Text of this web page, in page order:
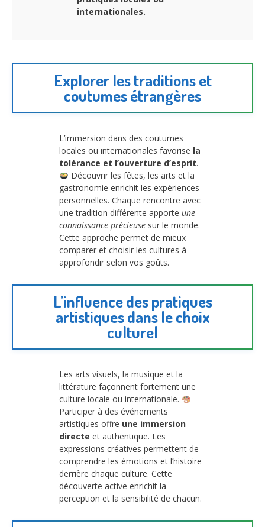
internationales.
Explorer les traditions et
coutumes étrangères
L’immersion dans des coutumes
locales ou internationales favorise la
tolérance et l’ouverture d’esprit.
Découvrir les fêtes, les arts et la
gastronomie enrichit les expériences
personnelles. Chaque rencontre avec
une tradition différente apporte une
connaissance précieuse sur le monde.
Cette approche permet de mieux
comparer et choisir les cultures à
approfondir selon vos goûts.
L’influence des pratiques
artistiques dans le choix
culturel
Les arts visuels, la musique et la
littérature façonnent fortement une
culture locale ou internationale.
Participer à des événements
artistiques offre une immersion
directe et authentique. Les
expressions créatives permettent de
comprendre les émotions et l’histoire
derrière chaque culture. Cette
découverte active enrichit la
perception et la sensibilité de chacun.